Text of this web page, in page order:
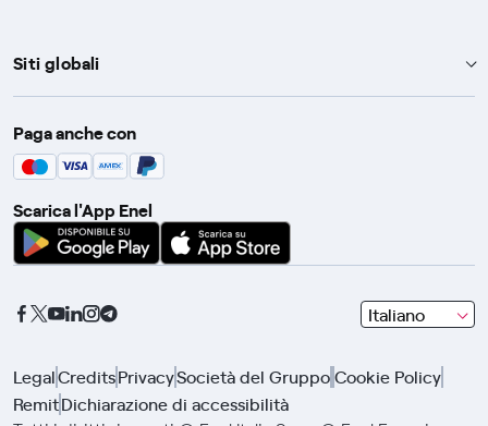
Siti globali
Enel Group
Enel Green Power
Global Procurement
Gridspertise
Paga anche con
Scarica l'App Enel
Italiano
seleziona
una
con
LegalCreditsPrivacySocietà del GruppoCookie Policy
RemitDichiarazione di accessibilità